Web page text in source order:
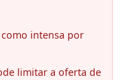
intensa por
limitar a oferta de